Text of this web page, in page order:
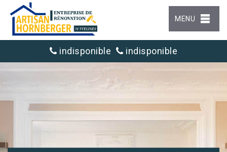
MENU
indisponible indisponible